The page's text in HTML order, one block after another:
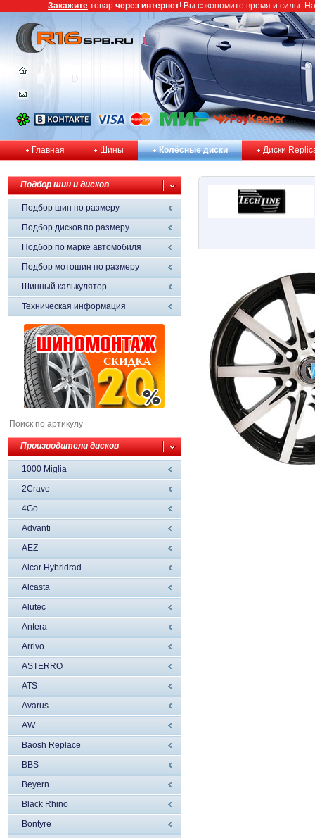
Главная Шины Колёсные диски Диски
Подбор шин и дисков
Подбор шин по размеру
Подбор дисков по размеру
Подбор по марке автомобиля
Подбор мотошин по размеру
Шинный калькулятор
Техническая информация
Производители дисков
1000 Miglia
2Crave
4Go
Advanti
AEZ
Alcar Hybridrad
Alcasta
Alutec
Antera
Arrivo
ASTERRO
ATS
Avarus
AW
Baosh Replace
BBS
Beyern
Black Rhino
Bontyre
Закажите товар через интернет! Вы сэкономите время и силы.